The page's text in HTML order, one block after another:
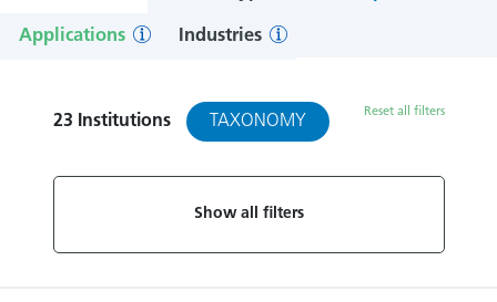
Applications Industries
23 Institutions TAXONOMY
Reset all filters
Show all filters